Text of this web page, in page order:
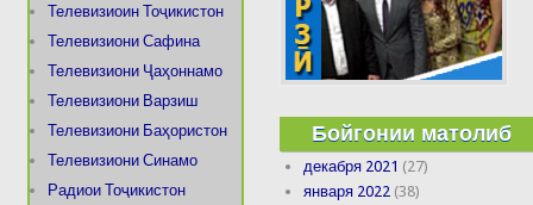
Телевизиоин Тоҷикистон
Телевизиони Сафина
Телевизиони Ҷаҳоннамо
Телевизиони Варзиш
Телевизиони Баҳористон
Телевизиони Синамо
Радиои Тоҷикистон
Бойгонии матолиб
декабря 2021 (27)
января 2022 (38)